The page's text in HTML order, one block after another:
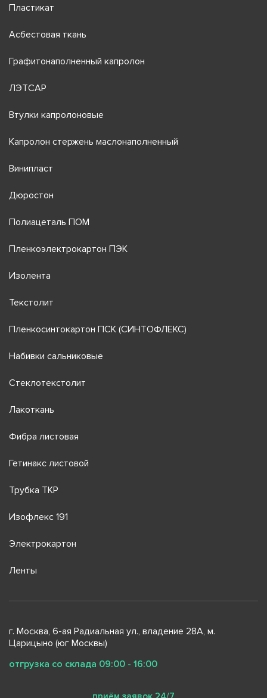
Пластикат
Асбестовая ткань
Графитонаполненный капролон
ЛЭТСАР
Втулки капролоновые
Капролон стержень маслонаполненный
Винипласт
Дюростон
Полиацеталь ПОМ
Пленкоэлектрокартон ПЭК
Изолента
Текстолит
Пленкосинтокартон ПСК (СИНТОФЛЕКС)
Набивки сальниковые
Стеклотекстолит
Лакоткань
Фибра листовая
Гетинакс листовой
Трубка ТКР
Изофлекс 191
Электрокартон
Ленты
г. Москва, 6-ая Радиальная ул., владение 28А, м.
Царицыно (юг Москвы)
отгрузка со склада 09:00 - 16:00